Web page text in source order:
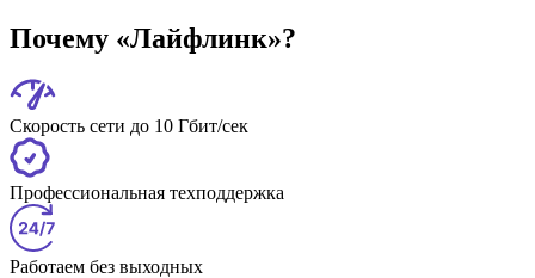
Почему «Лайфлинк»?
Скорость сети до 10 Гбит/сек
Профессиональная техподдержка
Работаем без выходных